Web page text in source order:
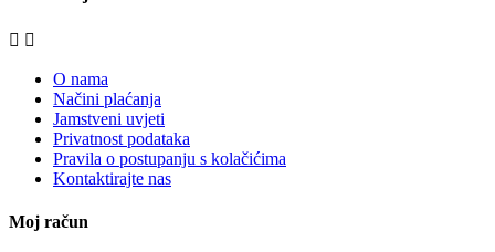
 
O nama
Načini plaćanja
Jamstveni uvjeti
Privatnost podataka
Pravila o postupanju s kolačićima
Kontaktirajte nas
Moj račun